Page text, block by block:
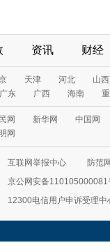
资讯 财经
天津 河北
山西
广东 广西 海南
网 新华网
中国网
网
互联网举报中心
防范
京公网安备110105000081
12300电信用户申诉受理中